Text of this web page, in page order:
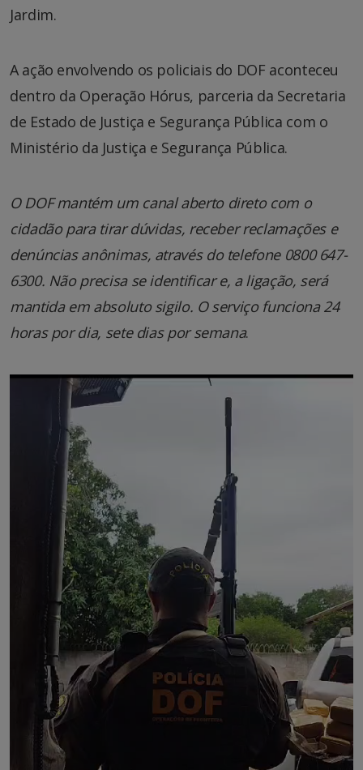
Jardim.
A ação envolvendo os policiais do DOF aconteceu
dentro da Operação Hórus, parceria da Secretaria
de Estado de Justiça e Segurança Pública com o
Ministério da Justiça e Segurança Pública.
O DOF mantém um canal aberto direto com o
cidadão para tirar dúvidas, receber reclamações e
denúncias anônimas, através do telefone 0800 647-
6300. Não precisa se identificar e, a ligação, será
mantida em absoluto sigilo. O serviço funciona 24
horas por dia, sete dias por semana.